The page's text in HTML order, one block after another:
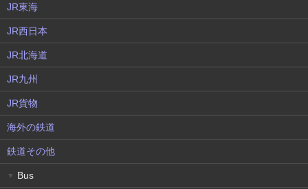
JR東海
JR西日本
JR北海道
JR九州
JR貨物
海外の鉄道
鉄道その他
▼ Bus